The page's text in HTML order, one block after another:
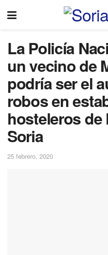
La Policía
un vecino de
podría ser el
robos en
hosteleros de
Soria
25 febrero, 2020